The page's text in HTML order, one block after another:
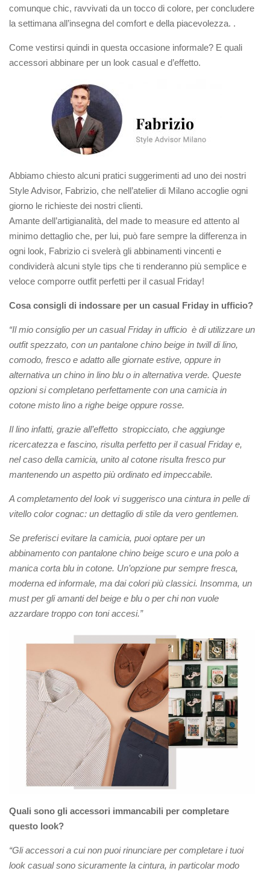
comunque chic, ravvivati da un tocco di colore, per concludere
la settimana all’insegna del comfort e della piacevolezza. .
Come vestirsi quindi in questa occasione informale? E quali
accessori abbinare per un look casual e d’effetto.
Abbiamo chiesto alcuni pratici suggerimenti ad uno dei nostri
Style Advisor, Fabrizio, che nell’atelier di Milano accoglie ogni
giorno le richieste dei nostri clienti.
Amante dell’artigianalità, del made to measure ed attento al
minimo dettaglio che, per lui, può fare sempre la differenza in
ogni look, Fabrizio ci svelerà gli abbinamenti vincenti e
condividerà alcuni style tips che ti renderanno più semplice e
veloce comporre outfit perfetti per il casual Friday!
Cosa consigli di indossare per un casual Friday in ufficio?
“Il mio consiglio per un casual Friday in ufficio è di utilizzare un
outfit spezzato, con un pantalone chino beige in twill di lino,
comodo, fresco e adatto alle giornate estive, oppure in
alternativa un chino in lino blu o in alternativa verde. Queste
opzioni si completano perfettamente con una camicia in
cotone misto lino a righe beige oppure rosse.
Il lino infatti, grazie all’effetto stropicciato, che aggiunge
ricercatezza e fascino, risulta perfetto per il casual Friday e,
nel caso della camicia, unito al cotone risulta fresco pur
mantenendo un aspetto più ordinato ed impeccabile.
A completamento del look vi suggerisco una cintura in pelle di
vitello color cognac: un dettaglio di stile da vero gentlemen.
Se preferisci evitare la camicia, puoi optare per un
abbinamento con pantalone chino beige scuro e una polo a
manica corta blu in cotone. Un’opzione pur sempre fresca,
moderna ed informale, ma dai colori più classici. Insomma, un
must per gli amanti del beige e blu o per chi non vuole
azzardare troppo con toni accesi.”
Quali sono gli accessori immancabili per completare
questo look?
“Gli accessori a cui non puoi rinunciare per completare i tuoi
look casual sono sicuramente la cintura, in particolar modo